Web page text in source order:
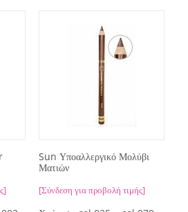
Sun Υποαλλεργικό Μολύβι
Ματιών
[Σύνδεση για προβολή τιμής]